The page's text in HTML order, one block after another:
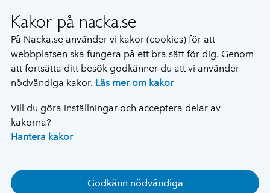
Kakor på nacka.se
På Nacka.se använder vi kakor (cookies) för att
webbplatsen ska fungera på ett bra sätt för dig. Genom
att fortsätta ditt besök godkänner du att vi använder
nödvändiga kakor. Läs mer om kakor
Vill du göra inställningar och acceptera delar av
kakorna?
Hantera kakor
Godkänn nödvändiga